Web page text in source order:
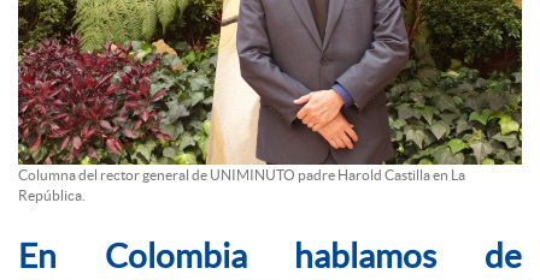
Columna del rector general de UNIMINUTO padre Harold Castilla en La
República.
En Colombia hablamos de